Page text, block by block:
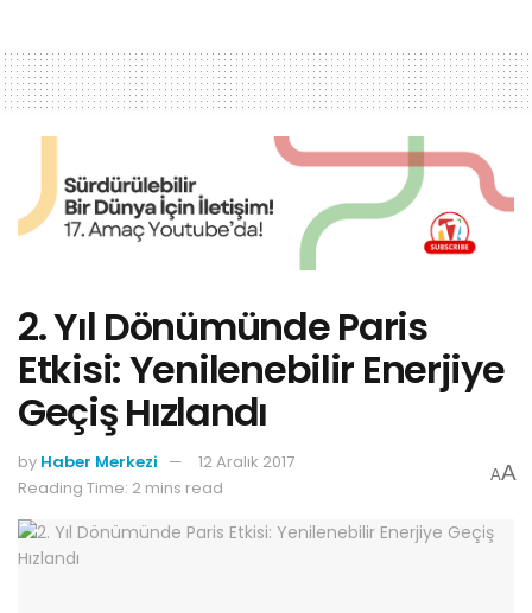
2. Yıl Dönümünde Paris
Etkisi: Yenilenebilir Enerjiye
Geçiş Hızlandı
by Haber Merkezi
12 Aralık 2017
Reading Time: 2 mins read
AA